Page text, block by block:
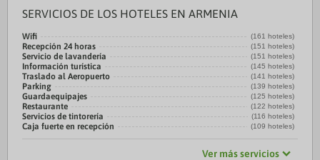
SERVICIOS DE LOS HOTELES EN ARMENIA
Wifi (161 hoteles)
Recepción 24 horas (151 hoteles)
Servicio de lavandería (151 hoteles)
Información turística (145 hoteles)
Traslado al Aeropuerto (141 hoteles)
Parking (139 hoteles)
Guardaequipajes (125 hoteles)
Restaurante (122 hoteles)
Servicios de tintorería (116 hoteles)
Caja fuerte en recepción (109 hoteles)
Ver más servicios